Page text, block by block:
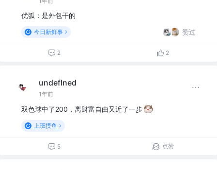
优弧：是外包干的
今日新鲜事 赞过
2 2
undefIned
1年前
双色球中了200，离财富自由又近了一步
上班摸鱼
5 点赞